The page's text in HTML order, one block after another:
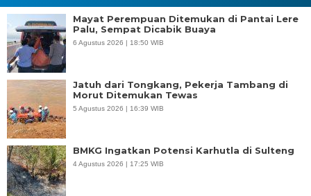
Mayat Perempuan Ditemukan di Pantai Lere
Palu, Sempat Dicabik Buaya
6 Agustus 2026 | 18:50 WIB
Jatuh dari Tongkang, Pekerja Tambang di
Morut Ditemukan Tewas
5 Agustus 2026 | 16:39 WIB
BMKG Ingatkan Potensi Karhutla di Sulteng
4 Agustus 2026 | 17:25 WIB